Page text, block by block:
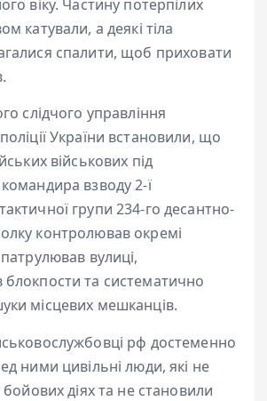
віку. Частину потерпілих
катували, а деякі тіла
спалити, щоб приховати
слідчого управління
України встановили, що
військових під
взводу 2-ї
групи 234-го десантно-
контролював окремі
вулиці,
та систематично
місцевих мешканців.
рф достеменно
ними цивільні люди, які не
бойових діях та не становили